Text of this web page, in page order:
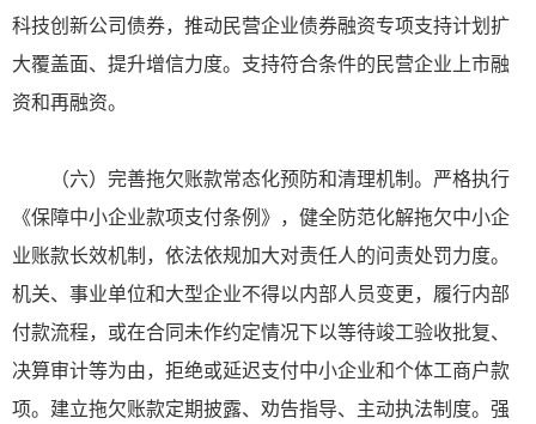
科技创新公司债券，推动民营企业债券融资专项支持计划扩
大覆盖面、提升增信力度。支持符合条件的民营企业上市融
资和再融资。
（六）完善拖欠账款常态化预防和清理机制。严格执行
《保障中小企业款项支付条例》，健全防范化解拖欠中小企
业账款长效机制，依法依规加大对责任人的问责处罚力度。
机关、事业单位和大型企业不得以内部人员变更，履行内部
付款流程，或在合同未作约定情况下以等待竣工验收批复、
决算审计等为由，拒绝或延迟支付中小企业和个体工商户款
项。建立拖欠账款定期披露、劝告指导、主动执法制度。强